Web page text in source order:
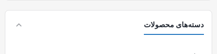
دسته‌های محصولات